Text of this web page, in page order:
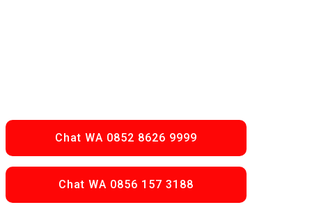
Chat WA 0852 8626 9999
Chat WA 0856 157 3188